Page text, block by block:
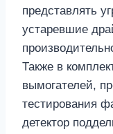
представлять
устаревшие
Также в
вымогателей,
тестирования
детектор